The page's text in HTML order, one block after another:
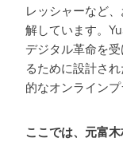
レッシャーなど
解しています。
デジタル革命を
るために設計さ
的なオンライン
ここでは、元富